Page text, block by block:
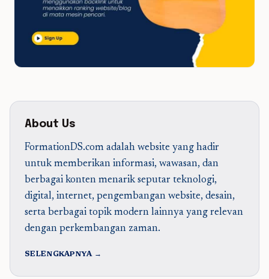
About Us
FormationDS.com adalah website yang hadir
untuk memberikan informasi, wawasan, dan
berbagai konten menarik seputar teknologi,
digital, internet, pengembangan website, desain,
serta berbagai topik modern lainnya yang relevan
dengan perkembangan zaman.
SELENGKAPNYA →